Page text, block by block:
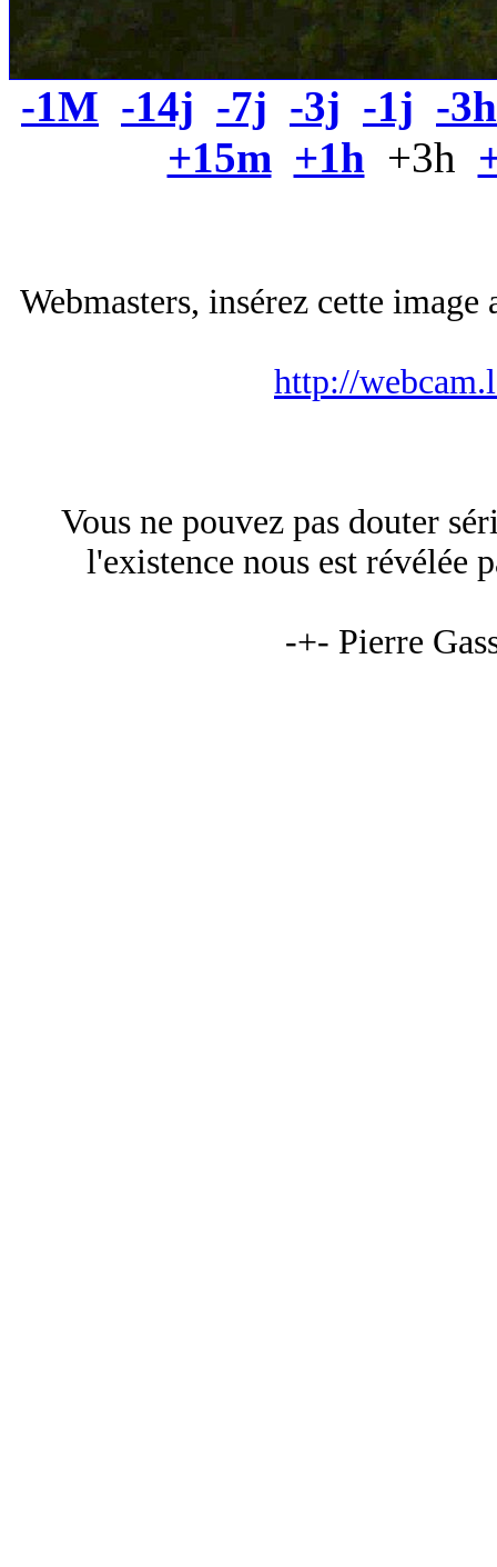
-1M -14j -7j -3j -1j -3h
+15m +1h +3h
Webmasters, insérez cette
http://
Vous ne pouvez pas douter
l'existence nous est révélée
-+- Pierre